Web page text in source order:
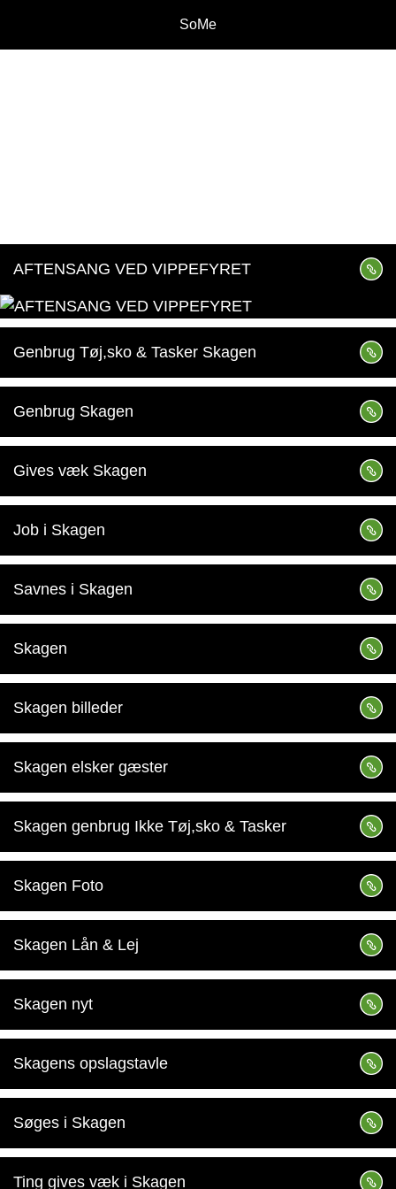
SoMe
AFTENSANG VED VIPPEFYRET
Genbrug Tøj,sko & Tasker Skagen
Genbrug Skagen
Gives væk Skagen
Job i Skagen
Savnes i Skagen
Skagen
Skagen billeder
Skagen elsker gæster
Skagen genbrug Ikke Tøj,sko & Tasker
Skagen Foto
Skagen Lån & Lej
Skagen nyt
Skagens opslagstavle
Søges i Skagen
Ting gives væk i Skagen